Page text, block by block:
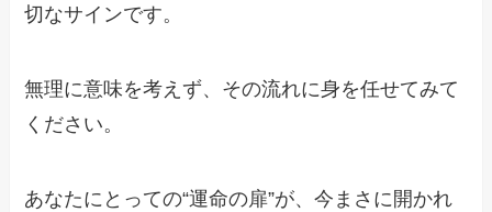
切なサインです。
無理に意味を考えず、その流れに身を任せてみて
ください。
あなたにとっての“運命の扉”が、今まさに開かれ